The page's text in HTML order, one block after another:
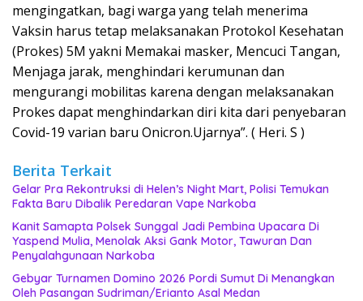
mengingatkan, bagi warga yang telah menerima
Vaksin harus tetap melaksanakan Protokol Kesehatan
(Prokes) 5M yakni Memakai masker, Mencuci Tangan,
Menjaga jarak, menghindari kerumunan dan
mengurangi mobilitas karena dengan melaksanakan
Prokes dapat menghindarkan diri kita dari penyebaran
Covid-19 varian baru Onicron.Ujarnya”. ( Heri. S )
Berita Terkait
Gelar Pra Rekontruksi di Helen’s Night Mart, Polisi Temukan
Fakta Baru Dibalik Peredaran Vape Narkoba
Kanit Samapta Polsek Sunggal Jadi Pembina Upacara Di
Yaspend Mulia, Menolak Aksi Gank Motor, Tawuran Dan
Penyalahgunaan Narkoba
Gebyar Turnamen Domino 2026 Pordi Sumut Di Menangkan
Oleh Pasangan Sudriman/Erianto Asal Medan